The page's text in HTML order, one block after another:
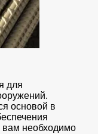
для
основой в
вам необходимо